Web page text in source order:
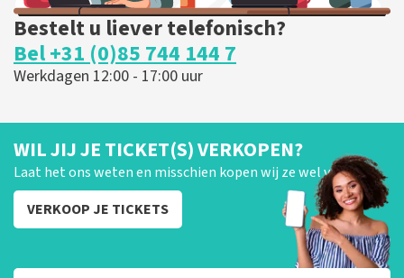
Bestelt u liever telefonisch?
Bel +31 (0)85 744 144 7
Werkdagen 12:00 - 17:00 uur
WIL JIJ JE TICKET(S) VERKOPEN?
Laat het ons weten en misschien kopen wij ze wel van je!
VERKOOP JE TICKETS